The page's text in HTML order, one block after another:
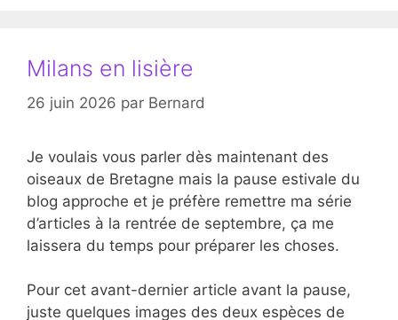
Milans en lisière
26 juin 2026 par Bernard
Je voulais vous parler dès maintenant des
oiseaux de Bretagne mais la pause estivale du
blog approche et je préfère remettre ma série
d’articles à la rentrée de septembre, ça me
laissera du temps pour préparer les choses.
Pour cet avant-dernier article avant la pause,
juste quelques images des deux espèces de